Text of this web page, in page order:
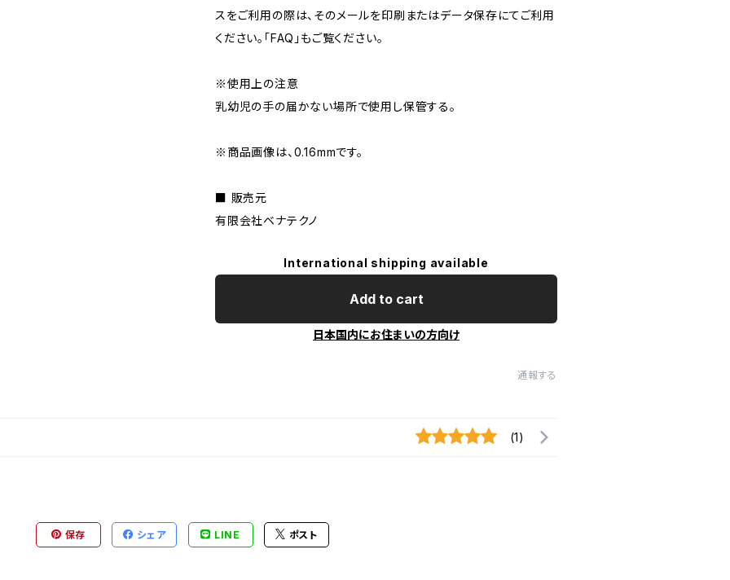
スをご利用の際は、そのメールを印刷またはデータ保存にてご利用
ください。「FAQ」もご覧ください。
※使用上の注意
乳幼児の手の届かない場所で使用し保管する。
※商品画像は、0.16mmです。
■ 販売元
有限会社ベナテクノ
International shipping available
Add to cart
日本国内にお住まいの方向け
通報する
(1)
保存 シェア LINE ポスト